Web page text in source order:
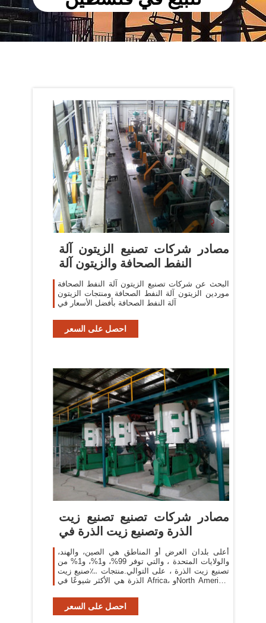
مصادر شركات تصنيع الزيتون آلة
النفط الصحافة والزيتون آلة
البحث عن شركات تصنيع الزيتون آلة النفط الصحافة
موردين الزيتون آلة النفط الصحافة ومنتجات الزيتون
آلة النفط الصحافة بأفضل الأسعار في
احصل على السعر
مصادر شركات تصنيع تصنيع زيت
الذرة وتصنيع زيت الذرة في
أعلى بلدان العرض أو المناطق هي الصين، والهند،
والولايات المتحدة ، والتي توفر 99%، و1%، و1% من
تصنيع زيت الذرة ، على التوالي.منتجات ؊صنيع زيت
الذرة هي الأكثر شيوعًا في Africa، وNorth America،
احصل على السعر